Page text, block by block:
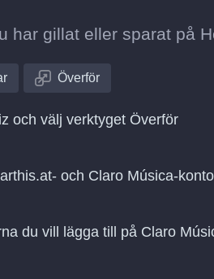
har gillat eller sparat på
Överför
och välj verktyget Överför
och Claro Música-
du vill lägga till på Claro